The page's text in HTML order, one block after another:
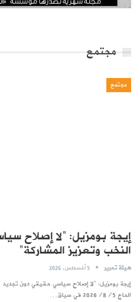
مجتمع
مجتمع
إيجة بومزيل: “لا إصلاح
النخب وتعزيز المشاركة”
هيئة تحرير 5 أغسطس, 2026
إيجة بومزيل: "لا إصلاح سياسي حقيقي دون
الحاج 2026/8/5 في سياق…